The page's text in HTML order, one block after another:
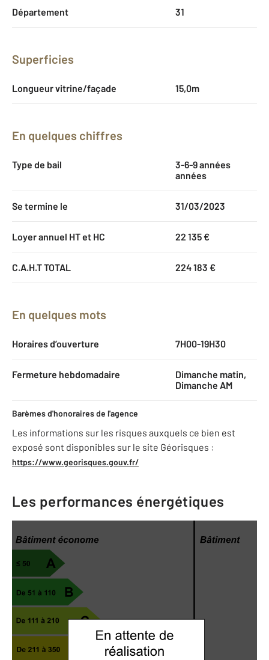
Département 31
Superficies
Longueur vitrine/façade 15,0m
En quelques chiffres
Type de bail
3-6-9 années
années
Se termine le 31/03/2023
Loyer annuel HT et HC 22 135 €
C.A.H.T TOTAL 224 183 €
En quelques mots
Horaires d’ouverture 7H00-19H30
Fermeture hebdomadaire
Dimanche matin,
Dimanche AM
Barèmes d'honoraires de l'agence
Les informations sur les risques auxquels ce bien est
exposé sont disponibles sur le site Géorisques :
https://www.georisques.gouv.fr/
Les performances énergétiques